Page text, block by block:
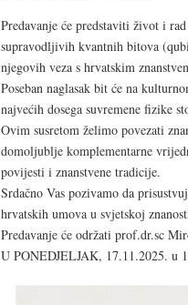
Predavanje će predstaviti život i
supravodljivih kvantnih bitova
njegovih veza s hrvatskim
Poseban naglasak bit će na
najvećih dosega suvremene fizike
Ovim susretom želimo povezati
domoljublje komplementarne
povijesti i znanstvene tradicije.
Srdačno Vas pozivamo da
hrvatskih umova u svjetskoj
Predavanje će održati prof.dr.sc
U PONEDJELJAK, 17.11.2025. u